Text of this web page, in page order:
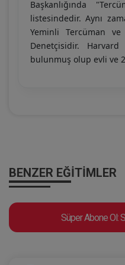
Başkanlığında
listesindedir. Aynı
Yeminli Tercüman
Denetçisidir.
bulunmuş olup evli ve 2
BENZER EĞITIMLER
Süper Abone Ol: